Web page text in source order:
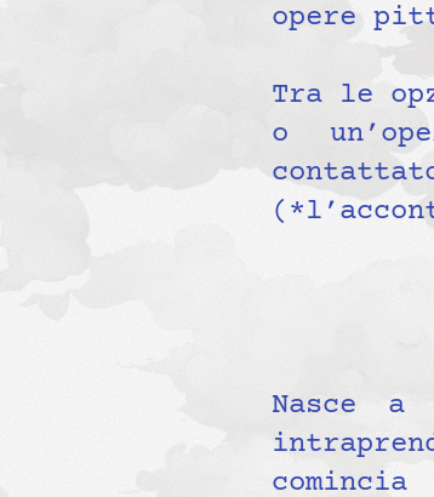
opere
Tra le
o
Nasce